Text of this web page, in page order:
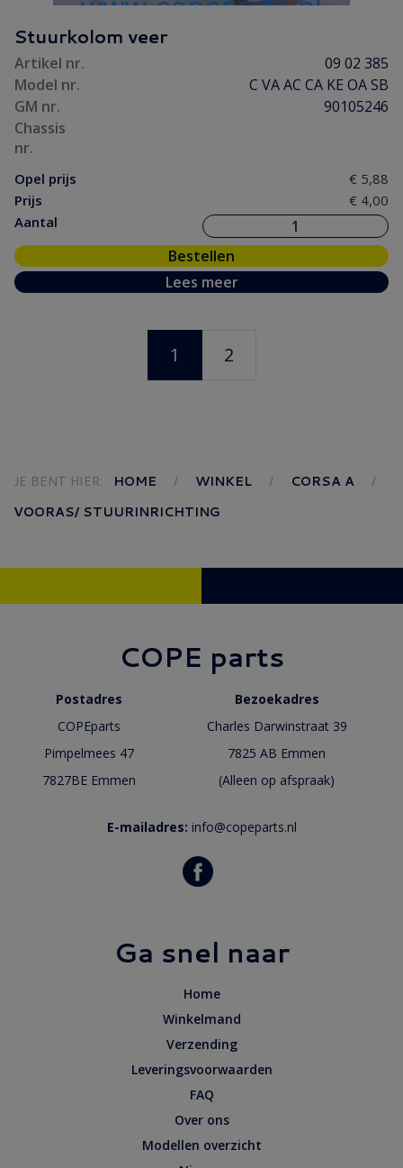
Stuurkolom veer
Artikel nr.
09 02 385
Model nr.
C VA AC CA KE OA SB
GM nr.
90105246
Chassis
nr.
Opel prijs
€ 5,88
Prijs
€ 4,00
Aantal
Bestellen
Lees meer
1 2
JE BENT HIER: HOME WINKEL
CORSA A
VOORAS/ STUURINRICHTING
COPE parts
Postadres
Bezoekadres
COPEparts
Charles Darwinstraat 39
Pimpelmees 47
7825 AB Emmen
7827BE Emmen
(Alleen op afspraak)
E-mailadres: info@copeparts.nl
Ga snel naar
Home
Winkelmand
Verzending
Leveringsvoorwaarden
FAQ
Over ons
Modellen overzicht